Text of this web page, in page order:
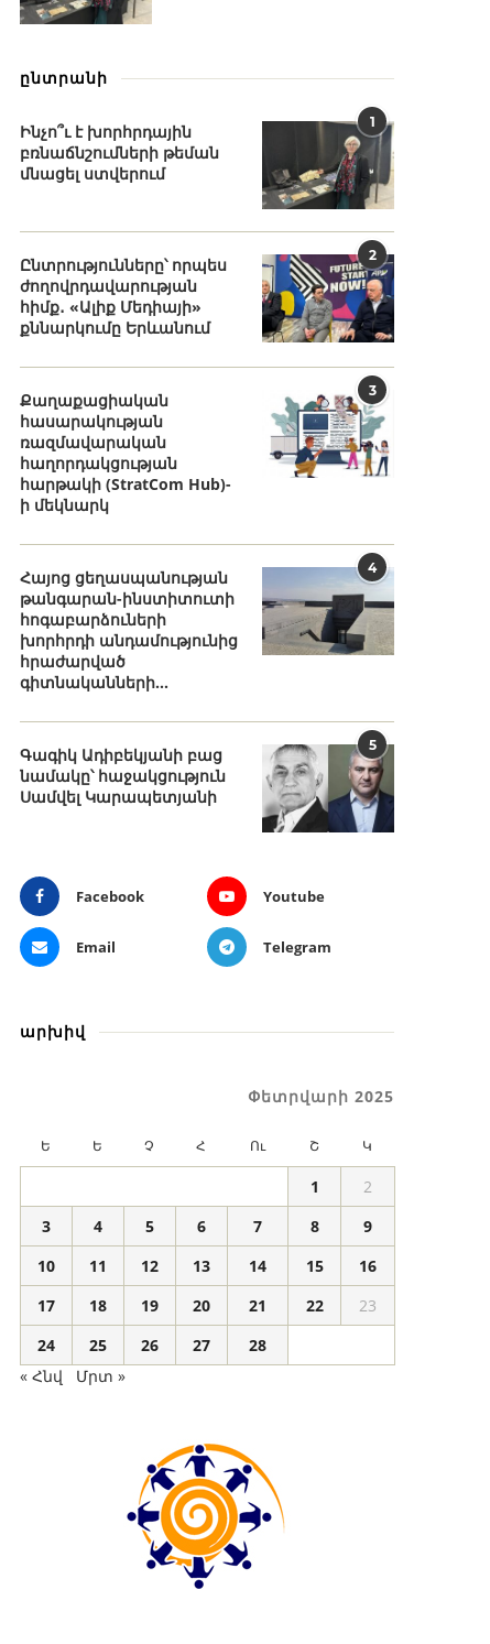
ընտրանի
1
Ինչո՞ւ է խորհրդային
բռնաճնշումների թեման
մնացել ստվերում
2
Ընտրությունները՝ որպես
ժողովրդավարության
հիմք․ «Ալիք Մեդիայի»
քննարկումը Երևանում
3
Քաղաքացիական
հասարակության
ռազմավարական
հաղորդակցության
հարթակի (StratCom Hub)-
ի մեկնարկ
4
Հայոց ցեղասպանության
թանգարան-ինստիտուտի
հոգաբարձուների
խորհրդի անդամությունից
հրաժարված
գիտնականների...
5
Գագիկ Ադիբեկյանի բաց
նամակը՝ հաջակցություն
Սամվել Կարապետյանի
Facebook Youtube
Email Telegram
արխիվ
Փետրվարի 2025
Ե Ե Չ Հ Ու Շ Կ
1
2
3
4 5 6 7 8
9
10
11 12 13 14 15
16
17
18 19 20 21 22
23
24
25 26 27
28
« Հնվ
Մրտ »